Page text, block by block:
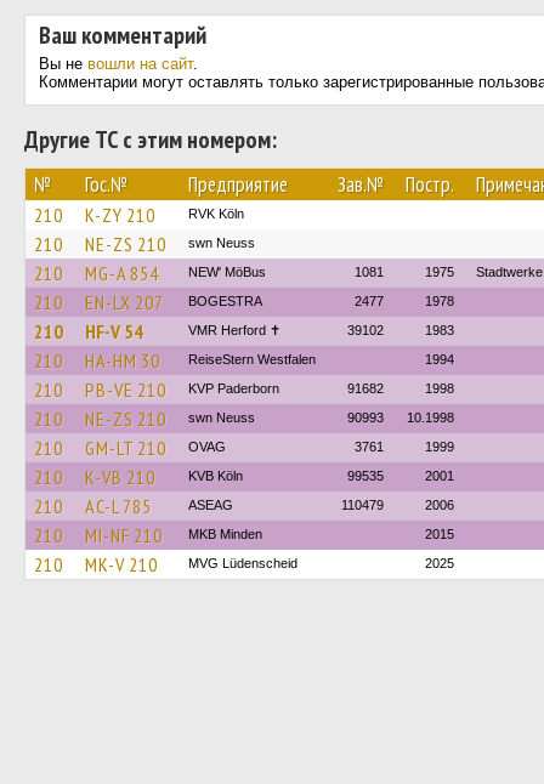
Ваш комментарий
Вы не вошли на сайт.
Комментарии могут оставлять только зарегистрированные
Другие ТС с этим номером:
№ Гос.№ Предприятие Зав.№ Постр.
210 K-ZY 210 RVK Köln
210 NE-ZS 210 swn Neuss
210 MG-A 854 NEW' MöBus 1081 1975
210 EN-LX 207 BOGESTRA 2477 1978
210 HF-V 54 VMR Herford ✝ 39102 1983
210 HA-HM 30 ReiseStern Westfalen 1994
210 PB-VE 210 KVP Paderborn 91682 1998
210 NE-ZS 210 swn Neuss 90993 10.1998
210 GM-LT 210 OVAG 3761 1999
210 K-VB 210 KVB Köln 99535 2001
210 AC-L 785 ASEAG 110479 2006
210 MI-NF 210 MKB Minden 2015
210 MK-V 210 MVG Lüdenscheid 2025